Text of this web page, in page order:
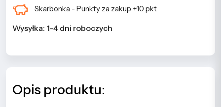
Skarbonka - Punkty za zakup +10 pkt
Wysyłka: 1-4 dni roboczych
Opis produktu: